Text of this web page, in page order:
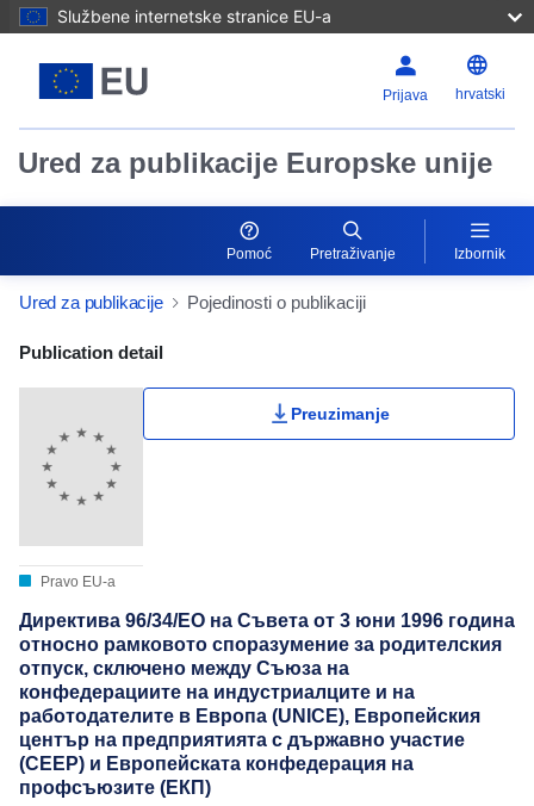
Službene internetske stranice EU-a
Prijava hrvatski
Ured za publikacije Europske unije
Pomoć Pretraživanje Izbornik
Ured za publikacije Pojedinosti o publikaciji
Publication Detail Actions Portlet
Publication detail
Pravo EU-a
Preuzimanje
Директива 96/34/ЕО на Съвета от 3 юни 1996 година
относно рамковото споразумение за родителския
отпуск, сключено между Съюза на
конфедерациите на индустриалците и на
работодателите в Европа (UNICE), Европейския
център на предприятията с държавно участие
(CEEP) и Европейската конфедерация на
профсъюзите (EКП)